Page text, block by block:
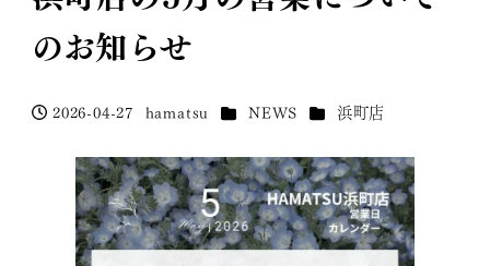
のお知らせ
投稿日
2026-04-27 著
hamatsu カテゴリー
NEWS カテゴリー
浜町店